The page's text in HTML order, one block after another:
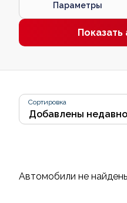
Параметры
Сортировка
Автомобили не